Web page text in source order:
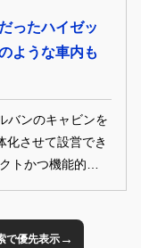
い人にオススメ
ったハイゼッ
ような車内も
バンのキャビンを
化させて設営でき
トかつ機能的なパ
の人気チャンネ
で優先表示→